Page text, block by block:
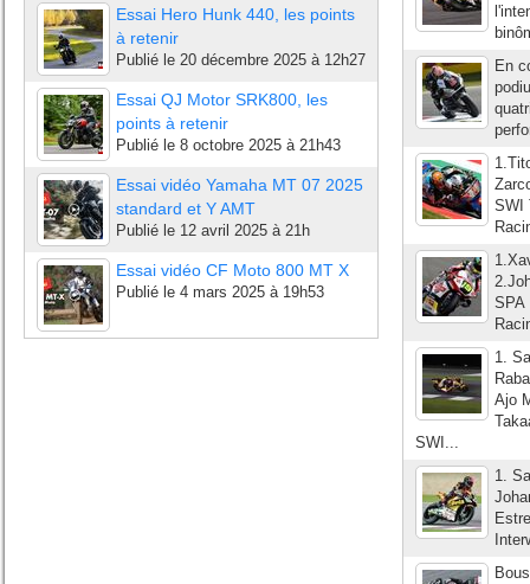
Essai Hero Hunk 440, les points
à retenir
Publié le 20 décembre 2025 à 12h27
Essai QJ Motor SRK800, les
points à retenir
Publié le 8 octobre 2025 à 21h43
Essai vidéo Yamaha MT 07 2025
standard et Y AMT
Publié le 12 avril 2025 à 21h
Essai vidéo CF Moto 800 MT X
Publié le 4 mars 2025 à 19h53
En
SWI
SPA
1.
Ajo
SWI...
1.